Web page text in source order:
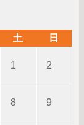
土 日
1 2
8 9